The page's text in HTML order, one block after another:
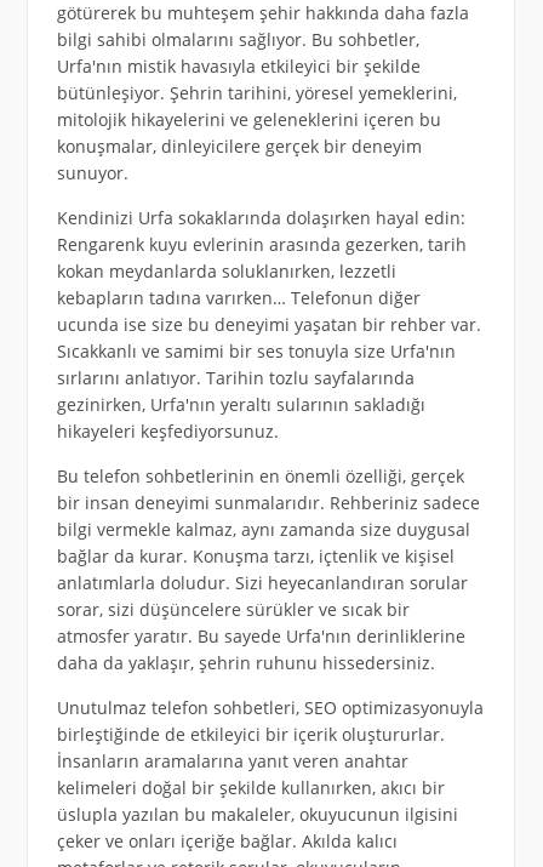
götürerek bu muhteşem şehir hakkında daha fazla
bilgi sahibi olmalarını sağlıyor. Bu sohbetler,
Urfa'nın mistik havasıyla etkileyici bir şekilde
bütünleşiyor. Şehrin tarihini, yöresel yemeklerini,
mitolojik hikayelerini ve geleneklerini içeren bu
konuşmalar, dinleyicilere gerçek bir deneyim
sunuyor.
Kendinizi Urfa sokaklarında dolaşırken hayal edin:
Rengarenk kuyu evlerinin arasında gezerken, tarih
kokan meydanlarda soluklanırken, lezzetli
kebapların tadına varırken… Telefonun diğer
ucunda ise size bu deneyimi yaşatan bir rehber var.
Sıcakkanlı ve samimi bir ses tonuyla size Urfa'nın
sırlarını anlatıyor. Tarihin tozlu sayfalarında
gezinirken, Urfa'nın yeraltı sularının sakladığı
hikayeleri keşfediyorsunuz.
Bu telefon sohbetlerinin en önemli özelliği, gerçek
bir insan deneyimi sunmalarıdır. Rehberiniz sadece
bilgi vermekle kalmaz, aynı zamanda size duygusal
bağlar da kurar. Konuşma tarzı, içtenlik ve kişisel
anlatımlarla doludur. Sizi heyecanlandıran sorular
sorar, sizi düşüncelere sürükler ve sıcak bir
atmosfer yaratır. Bu sayede Urfa'nın derinliklerine
daha da yaklaşır, şehrin ruhunu hissedersiniz.
Unutulmaz telefon sohbetleri, SEO optimizasyonuyla
birleştiğinde de etkileyici bir içerik oluştururlar.
İnsanların aramalarına yanıt veren anahtar
kelimeleri doğal bir şekilde kullanırken, akıcı bir
üslupla yazılan bu makaleler, okuyucunun ilgisini
çeker ve onları içeriğe bağlar. Akılda kalıcı